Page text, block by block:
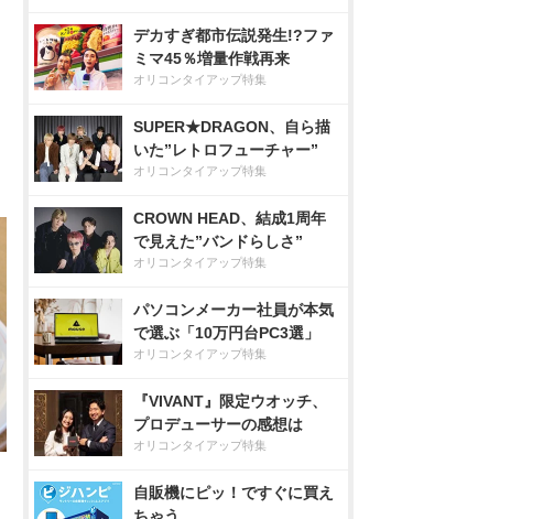
デカすぎ都市伝説発生!?ファ
ミマ45％増量作戦再来
オリコンタイアップ特集
SUPER★DRAGON、自ら描
いた”レトロフューチャー”
オリコンタイアップ特集
CROWN HEAD、結成1周年
で見えた”バンドらしさ”
オリコンタイアップ特集
パソコンメーカー社員が本気
で選ぶ「10万円台PC3選」
オリコンタイアップ特集
『VIVANT』限定ウオッチ、
プロデューサーの感想は
オリコンタイアップ特集
自販機にピッ！ですぐに買え